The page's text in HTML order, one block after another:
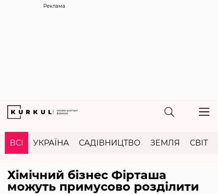
Реклама
ВСІ УКРАЇНА САДІВНИЦТВО ЗЕМЛЯ СВІТ
Хімічний бізнес Фірташа
можуть примусово розділити